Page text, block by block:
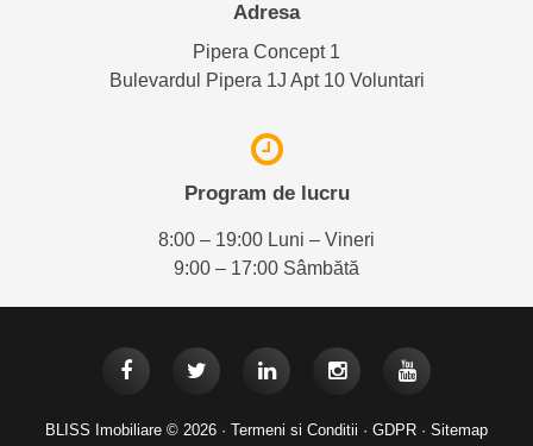
Adresa
Pipera Concept 1
Bulevardul Pipera 1J Apt 10 Voluntari
Program de lucru
8:00 – 19:00 Luni – Vineri
9:00 – 17:00 Sâmbătă
BLISS Imobiliare © 2026 · Termeni si Conditii · GDPR · Sitemap